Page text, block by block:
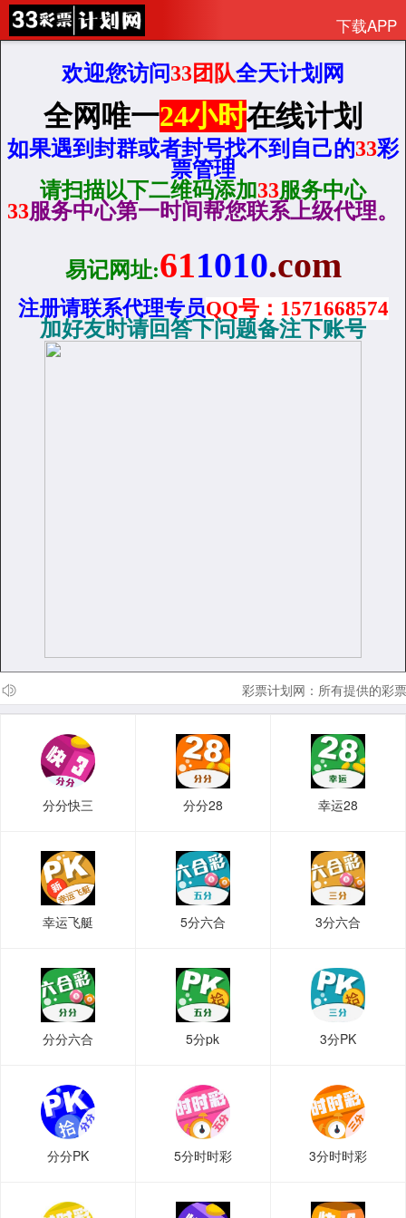
下载APP
欢迎您访问33团队全天计划网
全网唯一24小时在线计划
如果遇到封群或者封号找不到自己的33彩
票管理
请扫描以下二维码添加33服务中心
33服务中心第一时间帮您联系上级代理。
易记网址:611010.com
注册请联系代理专员QQ号：1571668574
加好友时请回答下问题备注下账号
彩票计划网：所有提供的彩
分分快三 分分28 幸运28
幸运飞艇 5分六合 3分六合
分分六合 5分pk 3分PK
分分PK 5分时时彩 3分时时彩